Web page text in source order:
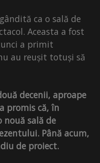
ca o sală de
Aceasta a fost
a primit
au reușit totuși să
decenii, aproape
promis că, în
nouă sală de
Până acum,
de proiect.